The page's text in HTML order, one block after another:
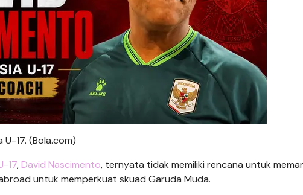
17. (Bola.com)
17,David Nascimento, ternyata tidak memiliki rencana untuk
untuk memperkuat skuad Garuda Muda.